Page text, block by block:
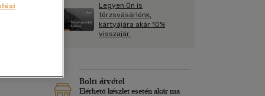
Kártya
Képeslap
Naptár
Vallás, mitológia
Legyen Ön is
törzsvásárlónk,
kártyájára akár 10%
visszajár.
Bolti átvétel
Elérhető készlet esetén akár ma